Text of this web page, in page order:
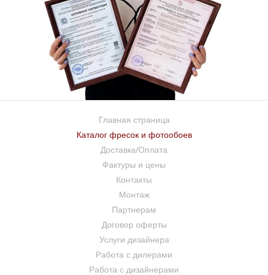
Главная страница
Каталог фресок и фотообоев
Доставка/Оплата
Фактуры и цены
Контакты
Монтаж
Партнерам
Договор оферты
Услуги дизайнера
Работа с дилерами
Работа с дизайнерами